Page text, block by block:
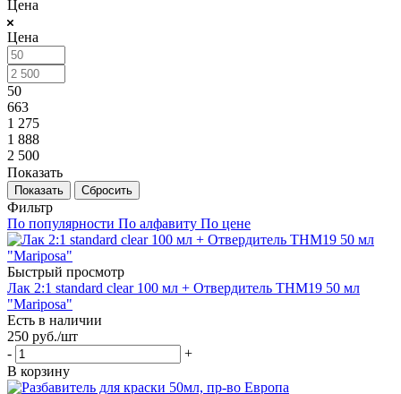
Цена
Цена
50
663
1 275
1 888
2 500
Показать
Сбросить
Фильтр
По популярности По алфавиту По цене
Быстрый просмотр
Лак 2:1 standard clear 100 мл + Отвердитель THM19 50 мл
"Mariposa"
Есть в наличии
250 руб./шт
-
+
В корзину